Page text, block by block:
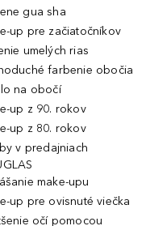
gua sha
up pre začiatočníkov
umelých rias
farbenie obočia
na obočí
up z 90. rokov
up z 80. rokov
v predajniach
make-upu
up pre ovisnuté viečka
očí pomocou